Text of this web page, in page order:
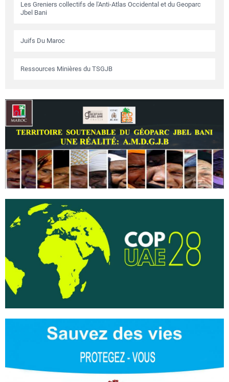
Les Greniers collectifs de l'Anti-Atlas Occidental et du Geoparc
Jbel Bani
Juifs Du Maroc
Ressources Minières du TSGJB